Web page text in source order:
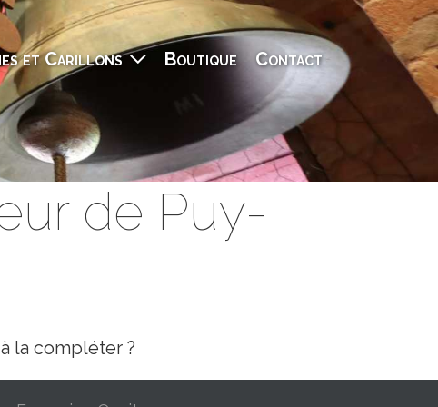
et Carillons Boutique Contact
de Puy-
la compléter ?